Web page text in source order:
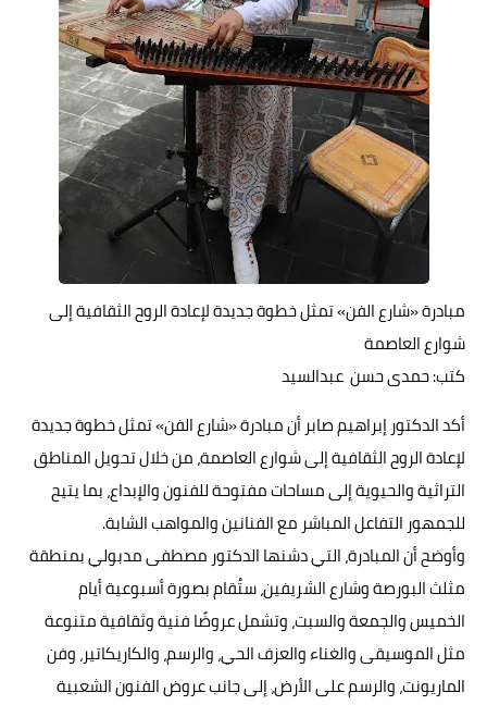
حوادث وقضايا
خدمات
الصحه والجمال
فن المطبخ
مقالات
مبادرة «شارع الفن» تمثل خطوة جديدة لإعادة الروح الثقافية إلى
شوارع العاصمة
كتب: حمدى حسن عبدالسيد
أكد الدكتور إبراهيم صابر أن مبادرة «شارع الفن» تمثل خطوة جديدة
لإعادة الروح الثقافية إلى شوارع العاصمة، من خلال تحويل المناطق
التراثية والحيوية إلى مساحات مفتوحة للفنون والإبداع، بما يتيح
للجمهور التفاعل المباشر مع الفنانين والمواهب الشابة.
وأوضح أن المبادرة، التي دشنها الدكتور مصطفى مدبولي بمنطقة
مثلث البورصة وشارع الشريفين، ستُقام بصورة أسبوعية أيام
الخميس والجمعة والسبت، وتشمل عروضًا فنية وثقافية متنوعة
مثل الموسيقى والغناء والعزف الحي، والرسم، والكاريكاتير، وفن
الماريونت، والرسم على الأرض، إلى جانب عروض الفنون الشعبية